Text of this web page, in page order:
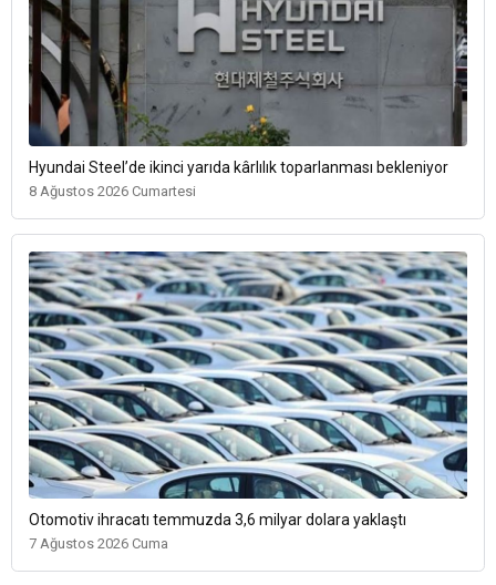
Hyundai Steel’de ikinci yarıda kârlılık toparlanması bekleniyor
8 Ağustos 2026 Cumartesi
Otomotiv ihracatı temmuzda 3,6 milyar dolara yaklaştı
7 Ağustos 2026 Cuma